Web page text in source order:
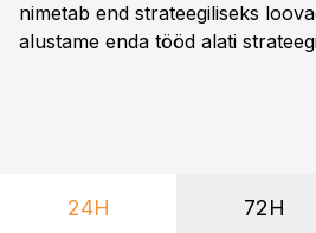
nimetab end strateegiliseks
alustame enda tööd alati
24H 72H